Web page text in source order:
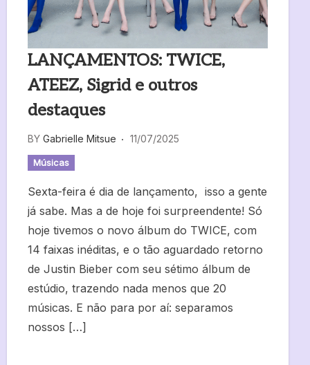
LANÇAMENTOS: TWICE,
ATEEZ, Sigrid e outros
destaques
BY Gabrielle Mitsue 11/07/2025
Músicas
Sexta-feira é dia de lançamento, isso a gente
já sabe. Mas a de hoje foi surpreendente! Só
hoje tivemos o novo álbum do TWICE, com
14 faixas inéditas, e o tão aguardado retorno
de Justin Bieber com seu sétimo álbum de
estúdio, trazendo nada menos que 20
músicas. E não para por aí: separamos
nossos […]